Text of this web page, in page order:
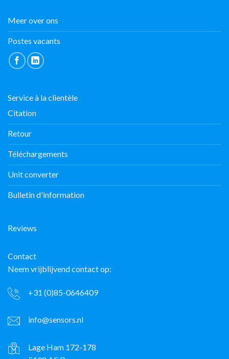
Meer over ons
Postes vacants
Service à la clientèle
Citation
Retour
Téléchargements
Unit converter
Bulletin d'information
Reviews
Contact
Neem vrijblijvend contact op:
+31 (0)85-0646409
info@sensors.nl
Lage Ham 172-178